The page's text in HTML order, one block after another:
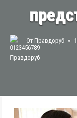
От Правдоруб